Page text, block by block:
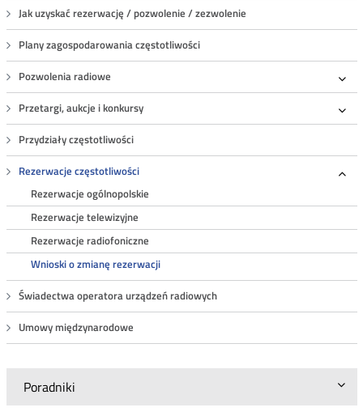
Jak uzyskać rezerwację / pozwolenie / zezwolenie
Plany zagospodarowania częstotliwości
Pozwolenia radiowe
Przetargi, aukcje i konkursy
Przydziały częstotliwości
Rezerwacje częstotliwości
Rezerwacje ogólnopolskie
Rezerwacje telewizyjne
Rezerwacje radiofoniczne
Wnioski o zmianę rezerwacji
Świadectwa operatora urządzeń radiowych
Umowy międzynarodowe
Poradniki